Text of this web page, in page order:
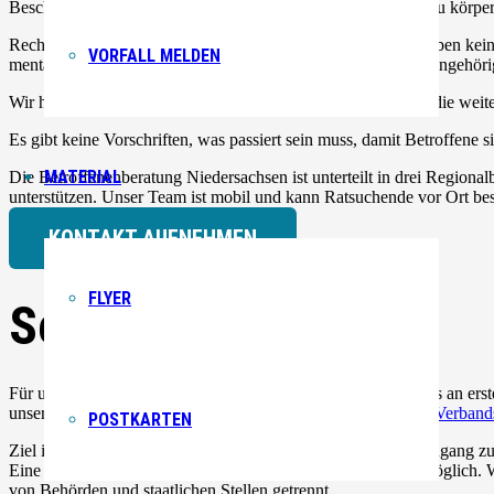
VORFALL MELDEN
MATERIAL
FLYER
POSTKARTEN
Beschimpfungen, Beleidigungen und Spuckattacken bis hin zu
Rechte, rassistische und antisemitische An- und Übergriffe haben
mentale Angriffe sind Übergriffe, bei denen wir Betroffene,
Wir helfen bei der Bewältigung der Erlebnisse, wir begleiten die
Es gibt keine Vorschriften, was passiert sein muss, damit Betroffene
Die Betroffenenberatung Niedersachsen ist unterteilt in drei
unterstützen. Unser Team ist mobil und kann Ratsuchende vor Ort
KONTAKT AUFNEHMEN
Selbstverständnis
Für unser Team stehen die Bedürfnisse der Ratsuchenden stets an
unser Handeln orientieren sich an den
Qualitätsstandards des
Ziel ist es, Betroffenen einen möglichst niedrigschwelligen Zugang
Eine Beratung ist zudem ohne gültige Aufenthaltserlaubnis
von Behörden und staatlichen Stellen getrennt.